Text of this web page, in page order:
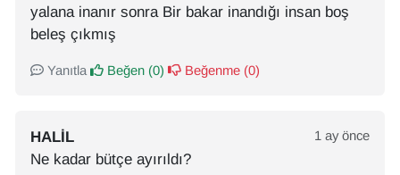
yalana inanır sonra Bir bakar inandığı insan boş
beleş çıkmış
Yanıtla Beğen (0) Beğenme (0)
HALIL 1 ay önce
Ne kadar bütçe ayırıldı?